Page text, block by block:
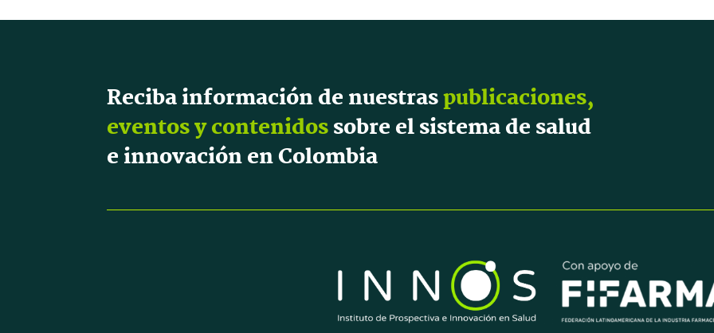
Reciba información de nuestraspublicaciones,
eventos y contenidossobre el sistema de salud
e innovación en Colombia